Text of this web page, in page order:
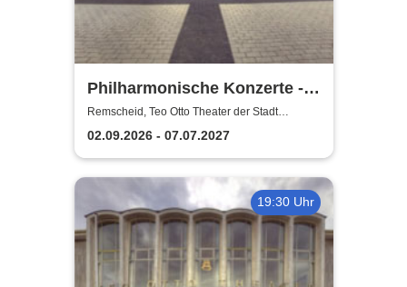
Philharmonische Konzerte -
Teo Otto Theater der Stadt
Remscheid
Remscheid, Teo Otto Theater der Stadt
Remscheid
02.09.2026 - 07.07.2027
19:30 Uhr